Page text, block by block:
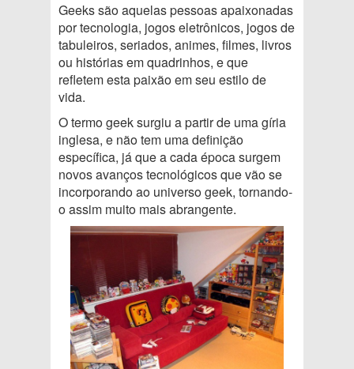
Geeks são aquelas pessoas apaixonadas
por tecnologia, jogos eletrônicos, jogos de
tabuleiros, seriados, animes, filmes, livros
ou histórias em quadrinhos, e que
refletem esta paixão em seu estilo de
vida.
O termo geek surgiu a partir de uma gíria
inglesa, e não tem uma definição
específica, já que a cada época surgem
novos avanços tecnológicos que vão se
incorporando ao universo geek, tornando-
o assim muito mais abrangente.